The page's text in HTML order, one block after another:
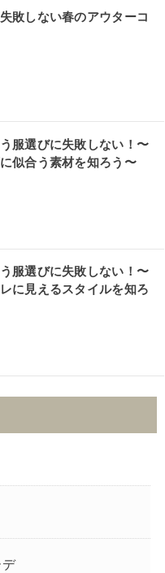
敗しない春のアウターコ
服選びに失敗しない！〜
似合う素材を知ろう〜
服選びに失敗しない！〜
に見えるスタイルを知ろ